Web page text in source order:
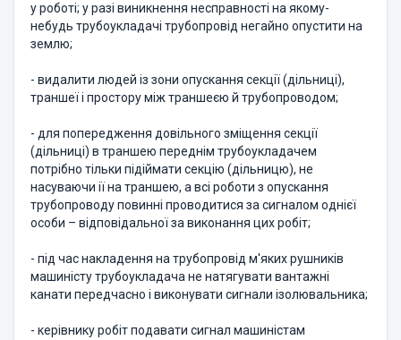
у роботі; у разі виникнення несправності на якому-
небудь трубоукладачі трубопровід негайно опустити на
землю;
- видалити людей із зони опускання секції (дільниці),
траншеї і простору між траншеєю й трубопроводом;
- для попередження довільного зміщення секції
(дільниці) в траншею переднім трубоукладачем
потрібно тільки підіймати секцію (дільницю), не
насуваючи ії на траншею, а всі роботи з опускання
трубопроводу повинні проводитися за сигналом однієї
особи – відповідальної за виконання цих робіт;
- під час накладення на трубопровід м'яких рушників
машиністу трубоукладача не натягувати вантажні
канати передчасно і виконувати сигнали ізолювальника;
- керівнику робіт подавати сигнал машиністам